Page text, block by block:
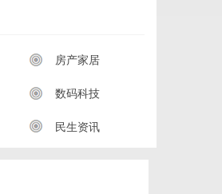
房产家居
数码科技
民生资讯